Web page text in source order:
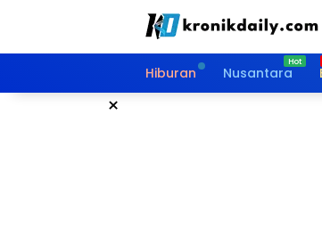
Hiburan Nusantara
×